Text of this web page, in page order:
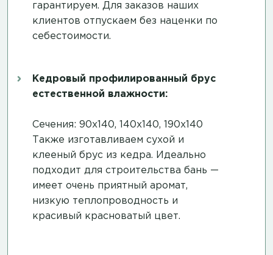
гарантируем. Для заказов наших
клиентов отпускаем без наценки по
себестоимости.
Кедровый профилированный брус
естественной влажности:
Сечения: 90х140, 140х140, 190х140
Также изготавливаем сухой и
клееный брус из кедра. Идеально
подходит для строительства бань —
имеет очень приятный аромат,
низкую теплопроводность и
красивый красноватый цвет.